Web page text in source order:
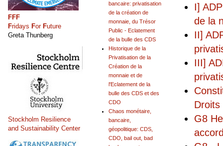
I]
de la
II]
III]
Droits
G8
bancaire: privatisation
de la création de
monnaie, du Trésor
Public - Eclatement
de la bulle des CDS
Historique de la
Privatisation de la
Création de la
monnaie et de
l'Eclatement de la
bulle des CDS et des
CDO
Chaos monétaire,
bancaire,
géopolitique: CDS,
CDO, bail out, bad
FFF
Fridays For Future
Greta Thunberg
Stockholm Resilience
and Sustainability Center